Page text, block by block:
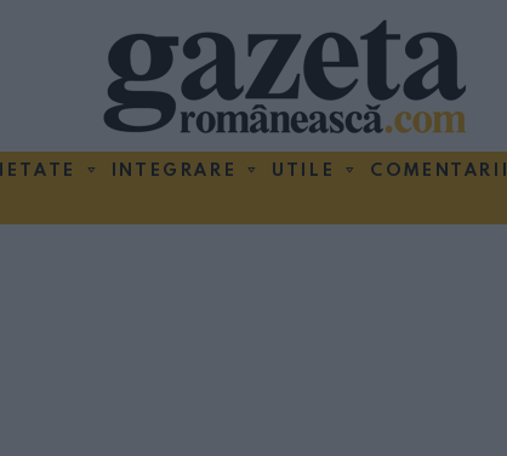
INTEGRARE UTILE COMENTARII